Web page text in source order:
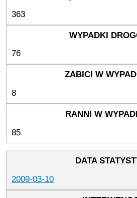
363
76
8
85
2009-03-10